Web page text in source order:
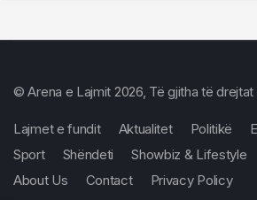
© Arena e Lajmit 2026, Të gjitha të drejtat
Lajmet e fundit Aktualitet Politikë
Sport
Shëndeti Showbiz & Lifestyle
About Us
Contact Privacy Policy